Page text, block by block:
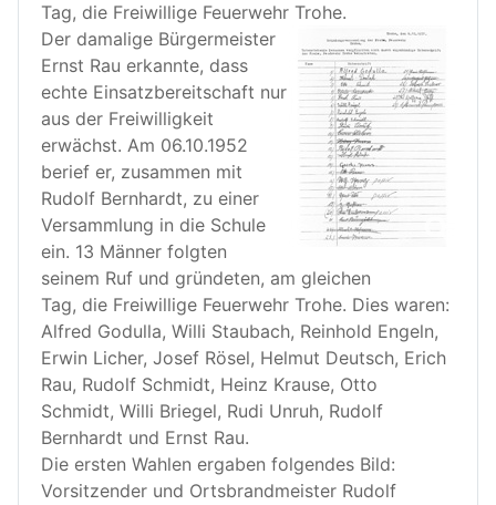
Tag, die Freiwillige Feuerwehr Trohe.
Der damalige Bürgermeister
Ernst Rau erkannte, dass
echte Einsatzbereitschaft nur
aus der Freiwilligkeit
erwächst. Am 06.10.1952
berief er, zusammen mit
Rudolf Bernhardt, zu einer
Versammlung in die Schule
ein. 13 Männer folgten
seinem Ruf und gründeten, am gleichen
Tag, die Freiwillige Feuerwehr Trohe. Dies waren:
Alfred Godulla, Willi Staubach, Reinhold Engeln,
Erwin Licher, Josef Rösel, Helmut Deutsch, Erich
Rau, Rudolf Schmidt, Heinz Krause, Otto
Schmidt, Willi Briegel, Rudi Unruh, Rudolf
Bernhardt und Ernst Rau.
Die ersten Wahlen ergaben folgendes Bild:
Vorsitzender und Ortsbrandmeister Rudolf